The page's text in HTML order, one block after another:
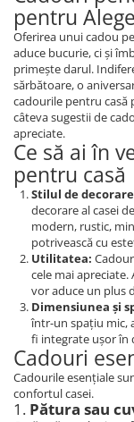
pentru
Oferirea unui cadou
aduce bucurie, ci și
primește darul.
sărbătoare, o
cadourile pentru casă
câteva sugestii de
apreciate.
Ce să ai în
pentru casă
Stilul de
decorare al casei
modern, rustic,
potrivească cu
Utilitatea:
cele mai
vor aduce un plus
Dimensiunea și
într-un spațiu mic,
fi integrate ușor în
Cadouri
Cadourile esențiale
confortul casei.
1. Pătura sau